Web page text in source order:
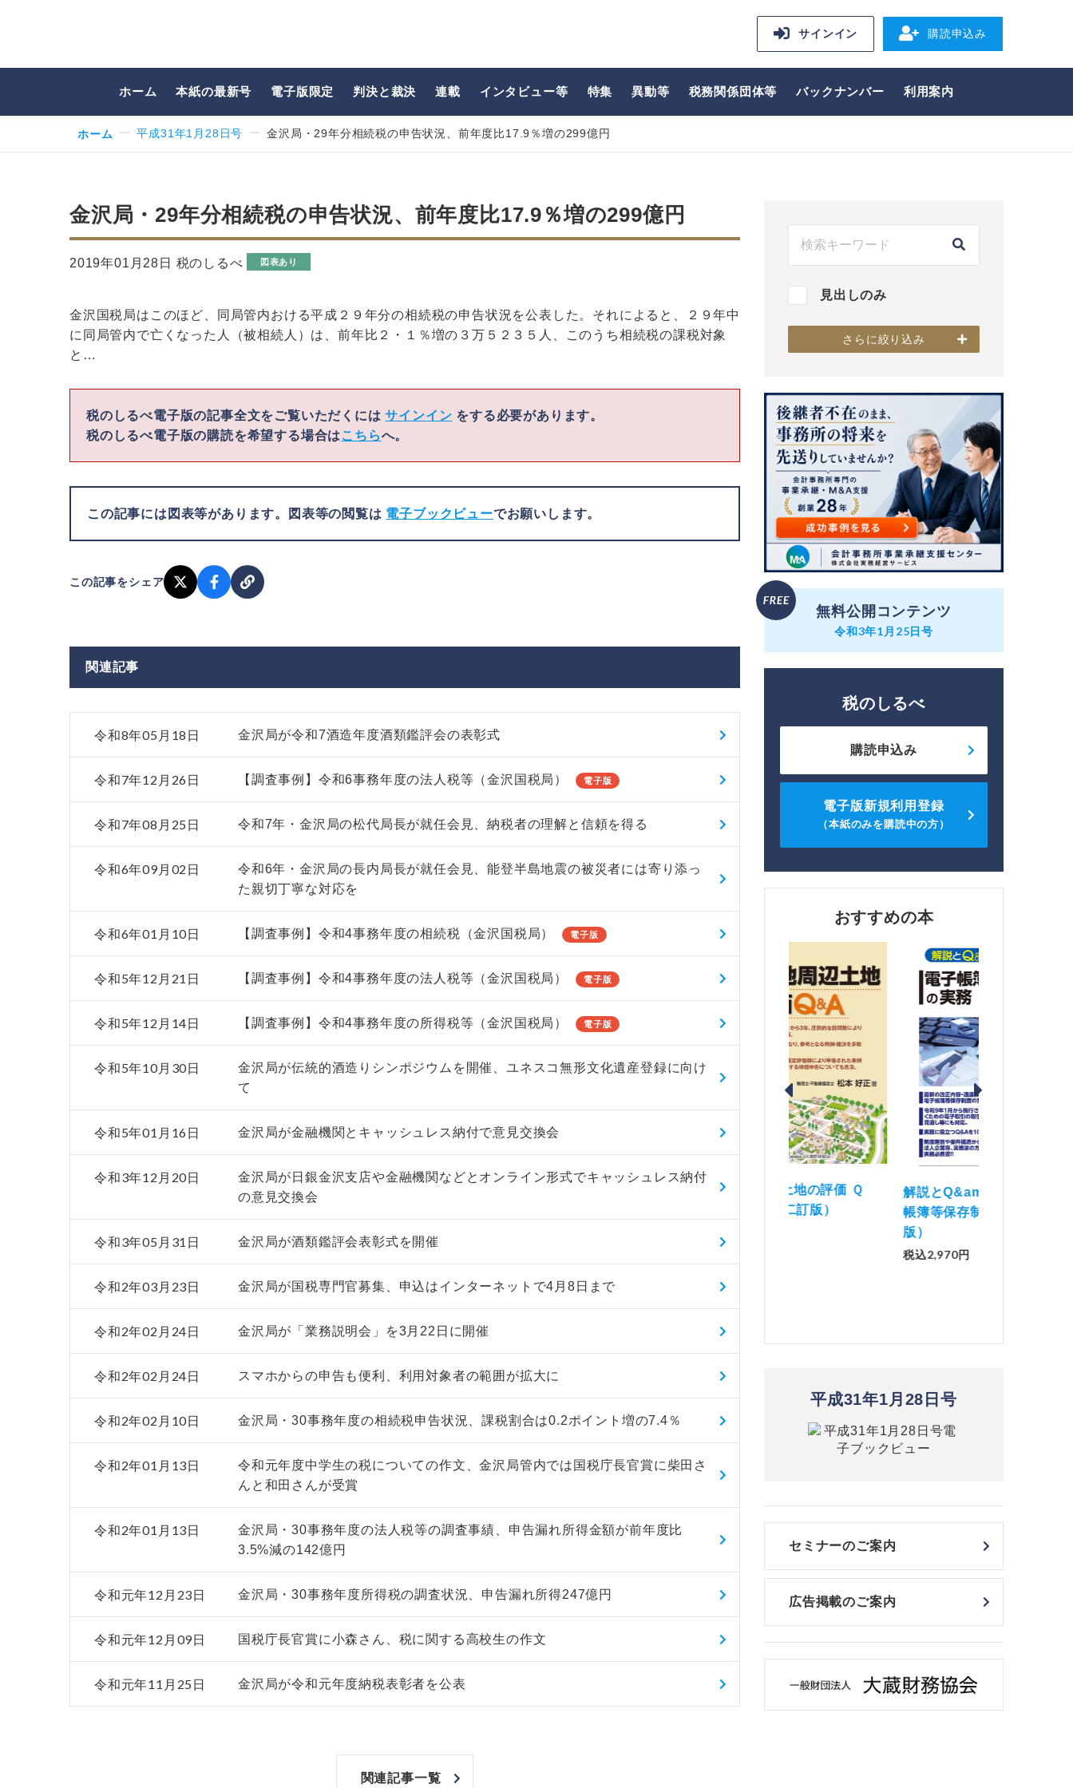
サインイン 購読申込み
ホーム 本紙の最新号 電子版限定 判決と裁決 連載 インタビュー等 特集 異動等 税務関係団体等 バックナンバー 利用案内
ホーム 平成31年1月28日号 金沢局・29年分相続税の申告状況、前年度比17.9％増の299億円
金沢局・29年分相続税の申告状況、前年度比17.9％増の299億円
2019年01月28日 税のしるべ 図表あり
金沢国税局はこのほど、同局管内おける平成２９年分の相続税の申告状況を公表した。それによると、２９年中
に同局管内で亡くなった人（被相続人）は、前年比２・１％増の３万５２３５人、このうち相続税の課税対象
と…
税のしるべ電子版の記事全文をご覧いただくにはサインイン をする必要があります。
税のしるべ電子版の購読を希望する場合は こちらへ。
この記事には図表等があります。図表等の閲覧は 電子ブックビューでお願いします。
この記事をシェア
関連記事
令和8年05月18日 金沢局が令和7酒造年度酒類鑑評会の表彰式
令和7年12月26日 【調査事例】令和6事務年度の法人税等（金沢国税局） 電子版
令和7年08月25日 令和7年・金沢局の松代局長が就任会見、納税者の理解と信頼を得る
令和6年09月02日
令和6年・金沢局の長内局長が就任会見、能登半島地震の被災者には寄り添っ
た親切丁寧な対応を
令和6年01月10日 【調査事例】令和4事務年度の相続税（金沢国税局） 電子版
令和5年12月21日 【調査事例】令和4事務年度の法人税等（金沢国税局） 電子版
令和5年12月14日 【調査事例】令和4事務年度の所得税等（金沢国税局） 電子版
令和5年10月30日
金沢局が伝統的酒造りシンポジウムを開催、ユネスコ無形文化遺産登録に向け
て
令和5年01月16日 金沢局が金融機関とキャッシュレス納付で意見交換会
令和3年12月20日
金沢局が日銀金沢支店や金融機関などとオンライン形式でキャッシュレス納付
の意見交換会
令和3年05月31日 金沢局が酒類鑑評会表彰式を開催
令和2年03月23日 金沢局が国税専門官募集、申込はインターネットで4月8日まで
令和2年02月24日 金沢局が「業務説明会」を3月22日に開催
令和2年02月24日 スマホからの申告も便利、利用対象者の範囲が拡大に
令和2年02月10日 金沢局・30事務年度の相続税申告状況、課税割合は0.2ポイント増の7.4％
令和2年01月13日
令和元年度中学生の税についての作文、金沢局管内では国税庁長官賞に柴田さ
んと和田さんが受賞
令和2年01月13日
金沢局・30事務年度の法人税等の調査事績、申告漏れ所得金額が前年度比
3.5%減の142億円
令和元年12月23日 金沢局・30事務年度所得税の調査状況、申告漏れ所得247億円
令和元年12月09日 国税庁長官賞に小森さん、税に関する高校生の作文
令和元年11月25日 金沢局が令和元年度納税表彰者を公表
関連記事一覧
見出しのみ
さらに絞り込み
無料公開コンテンツ
令和3年1月25日号
税のしるべ
購読申込み
電子版新規利用登録
（本紙のみを購読中の方）
おすすめの本
市街地周辺土地の評価 Ｑ
解説とQ&amp;Aでわかる 電子
帳簿等保存制度の実務（改訂
「資産承継」
No.44）
平成31年1月28日号
セミナーのご案内
広告掲載のご案内